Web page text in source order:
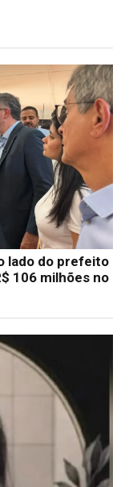
lado do prefeito
106 milhões no